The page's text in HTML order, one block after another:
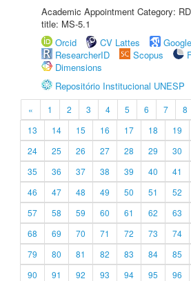
Academic Appointment Category:
title: MS-5.1
Orcid
CV Lattes
ResearcherID
Scopus
Dimensions
Repositório Institucional UNESP
« 1 2 3 4 5 6 7 8
13
14 15 16 17 18 19
24
25 26 27 28 29 30
35
36 37 38 39 40 41
46
47 48 49 50 51 52
57
58 59 60 61 62 63
68
69 70 71 72 73 74
79
80 81 82 83 84 85
90
91 92 93 94 95 96